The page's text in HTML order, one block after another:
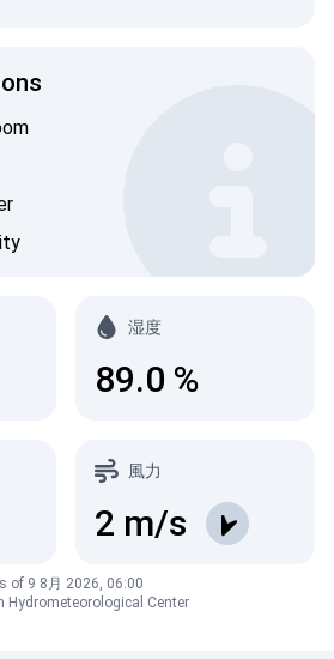
湿度
89.0 %
風力
2 m/s
of 9 8月 2026, 06:00
Hydrometeorological Center